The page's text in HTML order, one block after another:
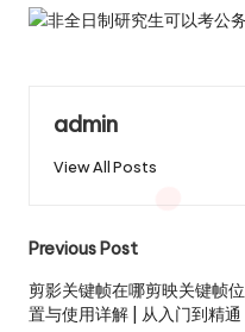
admin
View All Posts
Post
navigation
Previous Post
剪影关键帧在哪剪映关键帧位
置与使用详解 | 从入门到精通